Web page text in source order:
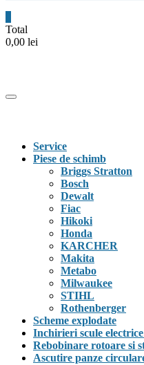
Total
0,00 lei
Catalog
Service
Piese de schimb
Briggs Stratton
Bosch
Dewalt
Fiac
Hikoki
Honda
KARCHER
Makita
Metabo
Milwaukee
STIHL
Rothenberger
Scheme explodate
Inchirieri scule
Rebobinare rotoare si
Ascutire panze